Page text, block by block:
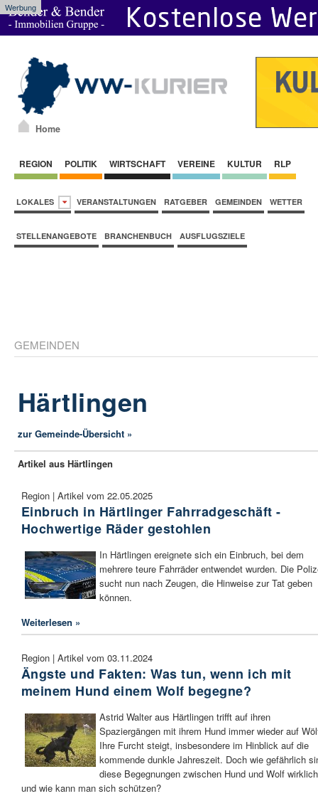
Werbung
Home
REGION POLITIK WIRTSCHAFT VEREINE KULTUR RLP
LOKALES VERANSTALTUNGEN RATGEBER GEMEINDEN WETTER
STELLENANGEBOTE BRANCHENBUCH AUSFLUGSZIELE
GEMEINDEN
Härtlingen
zur Gemeinde-Übersicht »
Artikel aus Härtlingen
Region | Artikel vom 22.05.2025
Einbruch in Härtlinger Fahrradgeschäft -
Hochwertige Räder gestohlen
In Härtlingen ereignete sich ein Einbruch, bei dem
mehrere teure Fahrräder entwendet wurden. Die
sucht nun nach Zeugen, die Hinweise zur Tat geben
können.
Weiterlesen »
Region | Artikel vom 03.11.2024
Ängste und Fakten: Was tun, wenn ich mit
meinem Hund einem Wolf begegne?
Astrid Walter aus Härtlingen trifft auf ihren
Spaziergängen mit ihrem Hund immer wieder auf
Ihre Furcht steigt, insbesondere im Hinblick auf die
kommende dunkle Jahreszeit. Doch wie gefährlich
diese Begegnungen zwischen Hund und Wolf wirklich
und wie kann man sich schützen?